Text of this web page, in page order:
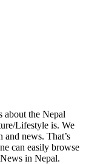
about the Nepal
Lifestyle is. We
news. That’s
can easily browse
in Nepal.